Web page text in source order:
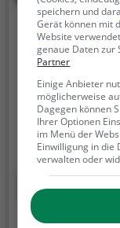
Domhof 17, 31134
Das
Bistums
UNESCO-
historischen
Das
Kirchen-,
Mehr
speichern und
Gerät können mit
Website
genaue Daten zur
Partner
Einige Anbieter
möglicherweise
Dagegen können
Ihrer Optionen
im Menü der
Einwilligung in die
verwalten oder